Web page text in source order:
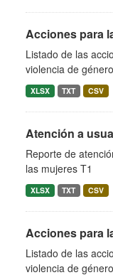
Acciones para
Listado de las
violencia de
XLSX TXT CSV
Atención a
Reporte de
las mujeres T1
XLSX TXT CSV
Acciones para
Listado de las
violencia de